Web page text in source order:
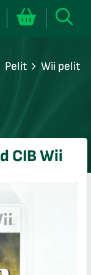
Pelit
Wii pelit
CIB Wii